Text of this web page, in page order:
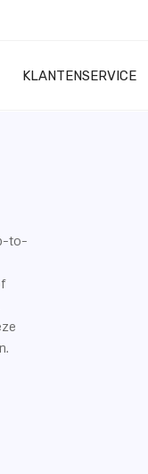
KLANTENSERVICE
to-